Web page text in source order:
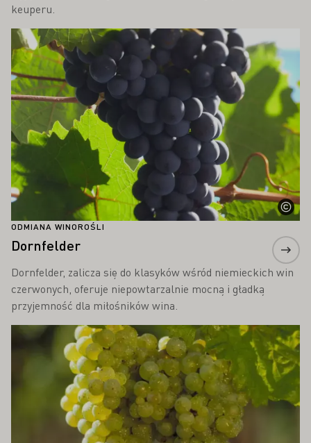
keuperu.
ODMIANA WINOROŚLI
Dornfelder
Dornfelder, zalicza się do klasyków wśród niemieckich win
czerwonych, oferuje niepowtarzalnie mocną i gładką
przyjemność dla miłośników wina.
Proszę dowiedzieć się więcej
Proszę dowiedzieć się więcej